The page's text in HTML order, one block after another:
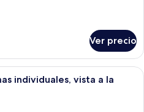
Ver precio
Una habitación de hotel con una
individuales, vista a la